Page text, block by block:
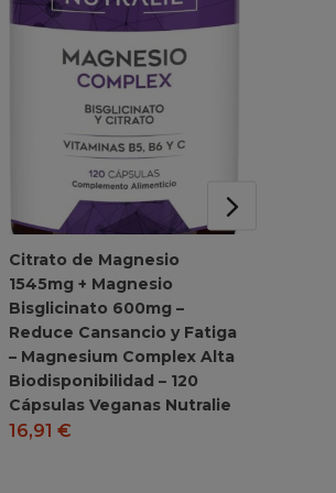
Citrato de Magnesio
1545mg + Magnesio
Bisglicinato 600mg –
Reduce Cansancio y Fatiga
– Magnesium Complex Alta
Biodisponibilidad – 120
Cápsulas Veganas Nutralie
16,91 €